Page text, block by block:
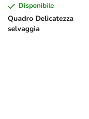
Quadro Delicatezza
selvaggia
Disponibile